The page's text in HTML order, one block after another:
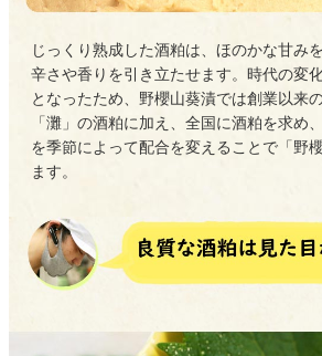
じっくり熟成した酒粕は、ほのかな甘み
辛さや香りを引き立たせます。時代の変
となったため、野櫻山葵漬では創業以来
「灘」の酒粕に加え、全国に酒粕を求め
を季節によって配合を変えることで「野
ます。